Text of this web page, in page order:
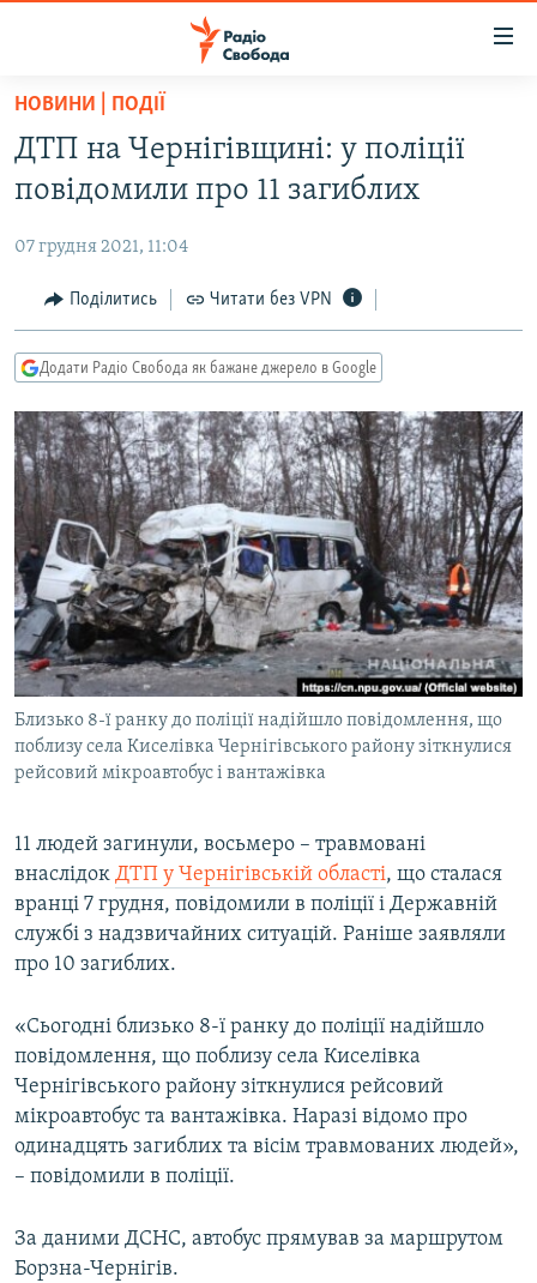
Перейти
основного
матеріалу
до
навігації
Перейти
до
ВСЕ ЗА ДОБУ
ПОЛІТИКА
ЕКОНОМІКА
КУЛЬТУРА
СПОРТ
УКРАЇНА
СВІТ
ВІЙНА
РОСІЙСЬКА «ФІЛЬТРАЦІЯ»
КРИМ.РЕАЛІЇ
ТИ ЯК?
СХЕМИ
КИТАЙ.ВИКЛИКИ
МУЛЬТИМЕДІА
ФОТО
СПЕЦПРОЄКТИ
ПОДКАСТИ
КРИМ РЕАЛІЇ
РУС
КТАТ
ДОЛУЧАЙСЯ!
Усі сайти RFE/RL
НОВИНИ | ПОДІЇ
ДТП на Чернігівщині: у поліції
повідомили про 11 загиблих
07 грудня 2021, 11:04
Поділитись Читати без VPN
Додати Радіо Свобода як бажане джерело в Google
Близько 8-ї ранку до поліції надійшло повідомлення, що
поблизу села Киселівка Чернігівського району зіткнулися
рейсовий мікроавтобус і вантажівка
11 людей загинули, восьмеро – травмовані
внаслідок ДТП у Чернігівській області, що сталася
вранці 7 грудня, повідомили в поліції і Державній
службі з надзвичайних ситуацій. Раніше заявляли
про 10 загиблих.
«Сьогодні близько 8-ї ранку до поліції надійшло
повідомлення, що поблизу села Киселівка
Чернігівського району зіткнулися рейсовий
мікроавтобус та вантажівка. Наразі відомо про
одинадцять загиблих та вісім травмованих людей»,
– повідомили в поліції.
За даними ДСНС, автобус прямував за маршрутом
Борзна-Чернігів.